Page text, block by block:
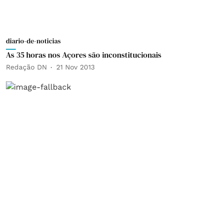
diario-de-noticias
As 35 horas nos Açores são inconstitucionais
Redação DN 21 Nov 2013